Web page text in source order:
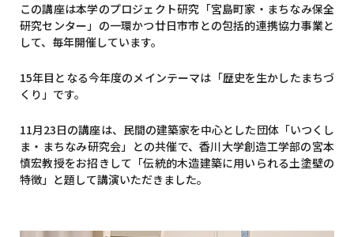
この講座は本学のプロジェクト研究「宮島町家・まちなみ保全
研究センター」の一環かつ廿日市市との包括的連携協力事業と
して、毎年開催しています。
15年目となる今年度のメインテーマは「歴史を生かしたまちづ
くり」です。
11月23日の講座は、民間の建築家を中心とした団体「いつくし
ま・まちなみ研究会」との共催で、香川大学創造工学部の宮本
慎宏教授をお招きして「伝統的木造建築に用いられる土塗壁の
特徴」と題して講演いただきました。